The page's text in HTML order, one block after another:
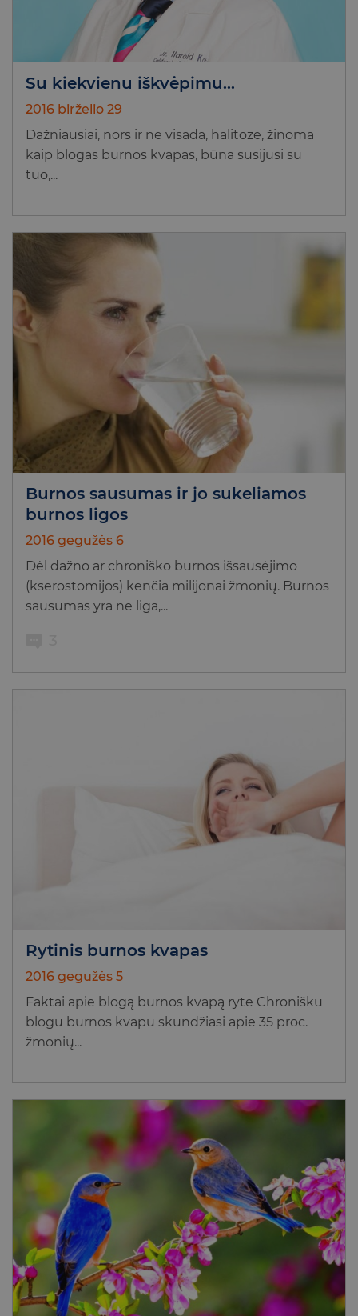
Su kiekvienu iškvėpimu…
2016 birželio 29
Dažniausiai, nors ir ne visada, halitozė, žinoma
kaip blogas burnos kvapas, būna susijusi su
tuo,...
Burnos sausumas ir jo sukeliamos
burnos ligos
2016 gegužės 6
Dėl dažno ar chroniško burnos išsausėjimo
(kserostomijos) kenčia milijonai žmonių. Burnos
sausumas yra ne liga,...
Rytinis burnos kvapas
2016 gegužės 5
Faktai apie blogą burnos kvapą ryte Chronišku
blogu burnos kvapu skundžiasi apie 35 proc.
žmonių...